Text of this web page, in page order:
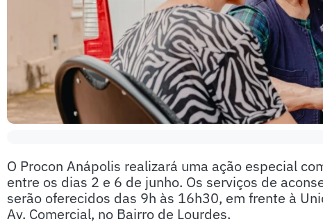
O Procon Anápolis realizará uma ação especial
entre os dias 2 e 6 de junho. Os serviços de
serão oferecidos das 9h às 16h30, em frente à
Av. Comercial, no Bairro de Lourdes.